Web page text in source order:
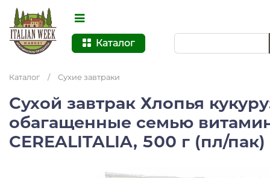
Каталог
Каталог / Сухие завтраки
Сухой завтрак Хлопья
обагащенные семью
CEREALITALIA, 500 г (пл/пак)